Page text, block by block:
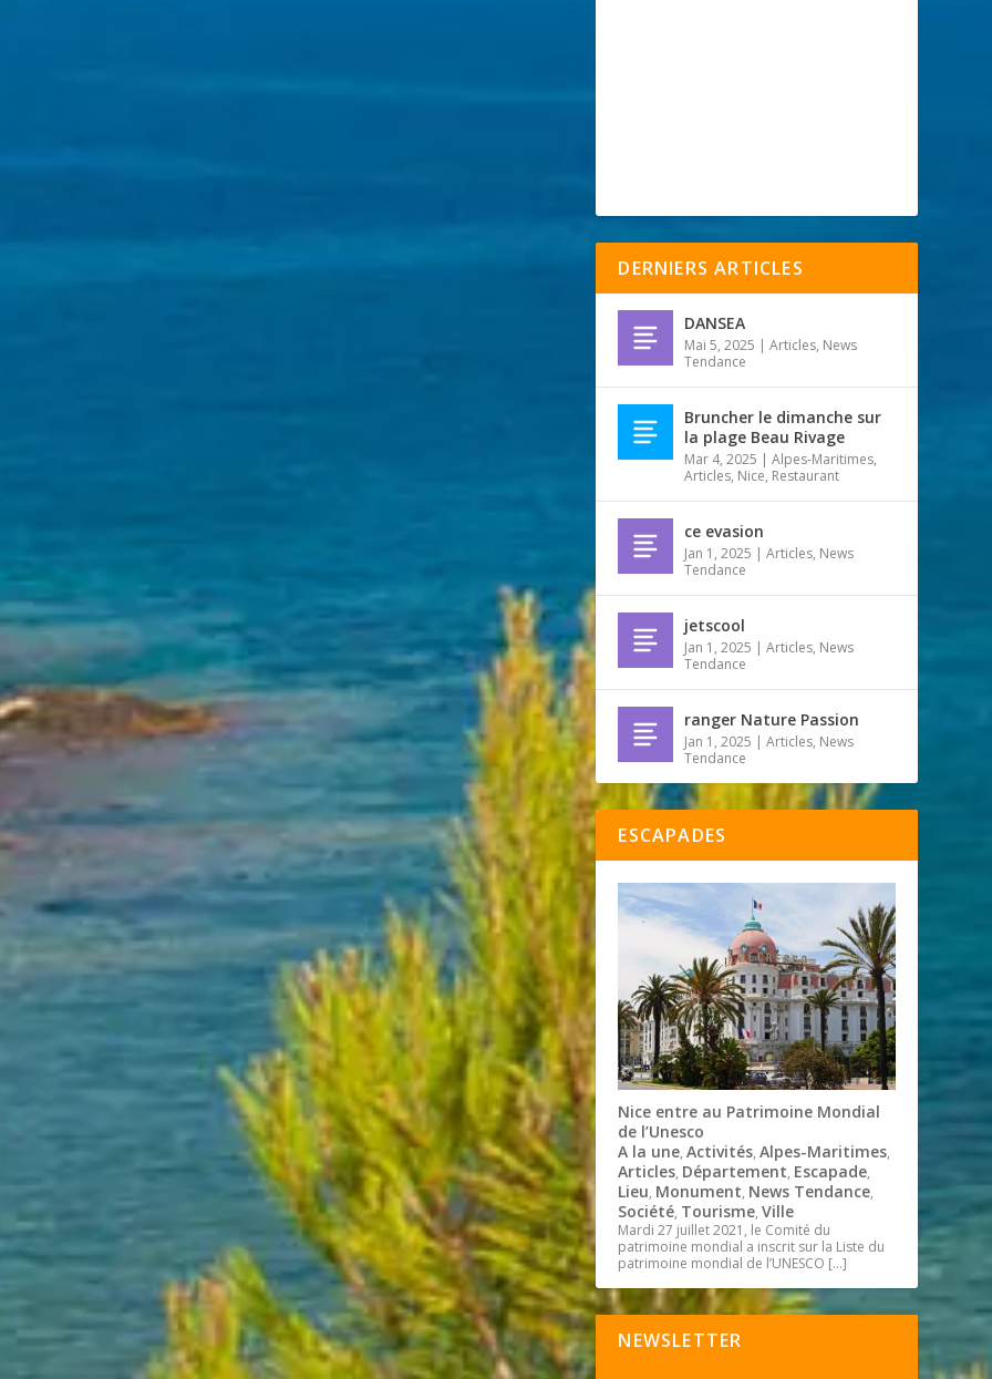
DERNIERS ARTICLES
DANSEA
Mai 5, 2025 |Articles, News
Tendance
Bruncher le dimanche sur
la plage Beau Rivage
Mar 4, 2025 |Alpes-Maritimes,
Articles, Nice, Restaurant
ce evasion
Jan 1, 2025 |Articles, News
Tendance
jetscool
Jan 1, 2025 |Articles, News
Tendance
ranger Nature Passion
Jan 1, 2025 |Articles, News
Tendance
ESCAPADES
Nice entre au Patrimoine Mondial
de l’Unesco
A la une,Activités,Alpes-Maritimes,
Articles, Département, Escapade,
Lieu, Monument, News Tendance,
Société, Tourisme,Ville
Mardi 27 juillet 2021, le Comité du
patrimoine mondial a inscrit sur la Liste du
patrimoine mondial de l’UNESCO […]
NEWSLETTER